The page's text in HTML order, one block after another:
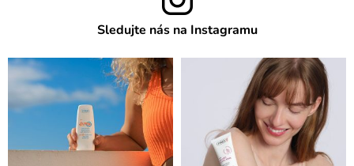
Sledujte nás na Instagramu